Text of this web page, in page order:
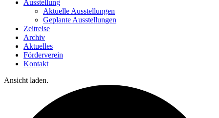
Ausstellung
Aktuelle Ausstellungen
Geplante Ausstellungen
Zeitreise
Archiv
Aktuelles
Förderverein
Kontakt
Ansicht laden.